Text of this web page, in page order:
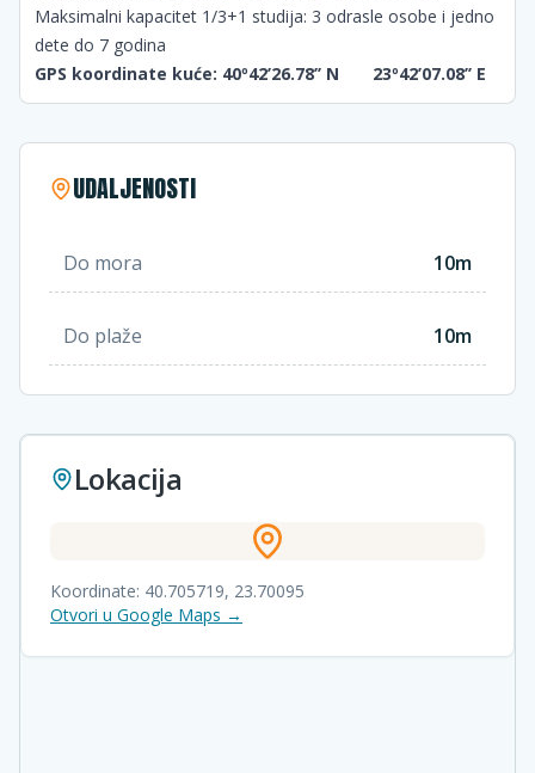
Maksimalni kapacitet 1/3+1 studija: 3 odrasle osobe i jedno
dete do 7 godina
GPS koordinate kuće: 40º42’26.78’’ N 23º42’07.08’’ E
UDALJENOSTI
Do mora 10m
Do plaže 10m
Lokacija
Koordinate: 40.705719, 23.70095
Otvori u Google Maps →